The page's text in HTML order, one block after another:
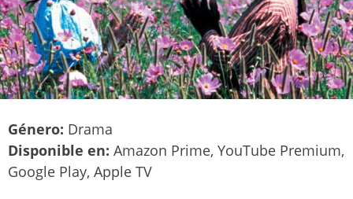
Género: Drama
Disponible en: Amazon Prime, YouTube Premium,
Google Play, Apple TV